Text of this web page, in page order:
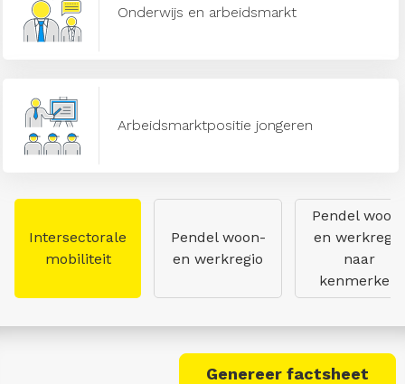
Onderwijs en arbeidsmarkt
Arbeidsmarktpositie jongeren
Intersectorale
mobiliteit
Pendel woon-
en werkregio
Pendel
en werkregio
naar
kenmerken
Genereer factsheet